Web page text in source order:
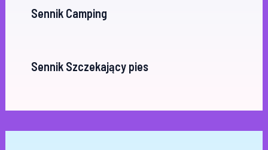
Sennik Camping
Sennik Szczekający pies